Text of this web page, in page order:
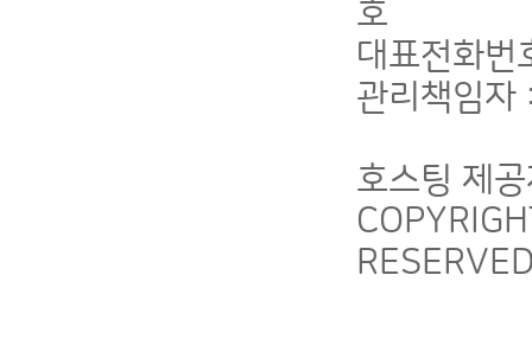
호
대표전화
관리책임
호스팅 제